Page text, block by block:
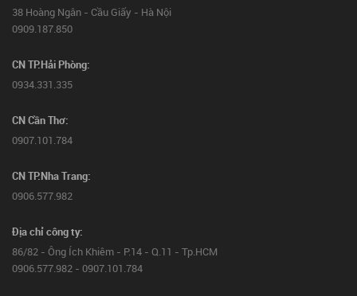
38 Hoàng Ngân - Cầu Giấy - Hà Nội
0909.187.850
CN TP.Hải Phòng:
0934.331.335
CN Cần Thơ:
0907.101.784
CN TP.Nha Trang:
0906.577.982
Địa chỉ công ty:
86/82 - Ông Ích Khiêm - P.14 - Q.11 - Tp.HCM
0906.577.982 - 0907.101.784